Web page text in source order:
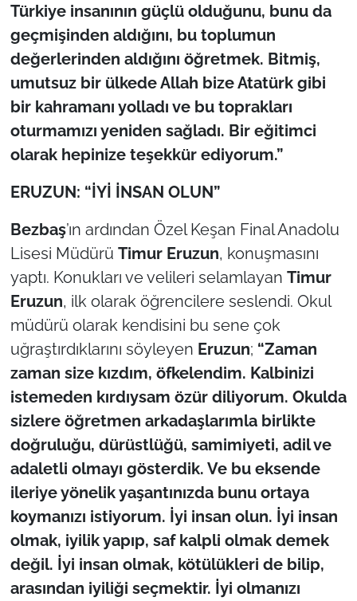
Türkiye insanının güçlü olduğunu, bunu da
geçmişinden aldığını, bu toplumun
değerlerinden aldığını öğretmek. Bitmiş,
umutsuz bir ülkede Allah bize Atatürk gibi
bir kahramanı yolladı ve bu toprakları
oturmamızı yeniden sağladı. Bir eğitimci
olarak hepinize teşekkür ediyorum.”
ERUZUN: “İYİ İNSAN OLUN”
Bezbaş’ın ardından Özel Keşan Final Anadolu
Lisesi Müdürü Timur Eruzun, konuşmasını
yaptı. Konukları ve velileri selamlayan Timur
Eruzun, ilk olarak öğrencilere seslendi. Okul
müdürü olarak kendisini bu sene çok
uğraştırdıklarını söyleyen Eruzun; “Zaman
zaman size kızdım, öfkelendim. Kalbinizi
istemeden kırdıysam özür diliyorum. Okulda
sizlere öğretmen arkadaşlarımla birlikte
doğruluğu, dürüstlüğü, samimiyeti, adil ve
adaletli olmayı gösterdik. Ve bu eksende
ileriye yönelik yaşantınızda bunu ortaya
koymanızı istiyorum. İyi insan olun. İyi insan
olmak, iyilik yapıp, saf kalpli olmak demek
değil. İyi insan olmak, kötülükleri de bilip,
arasından iyiliği seçmektir. İyi olmanızı